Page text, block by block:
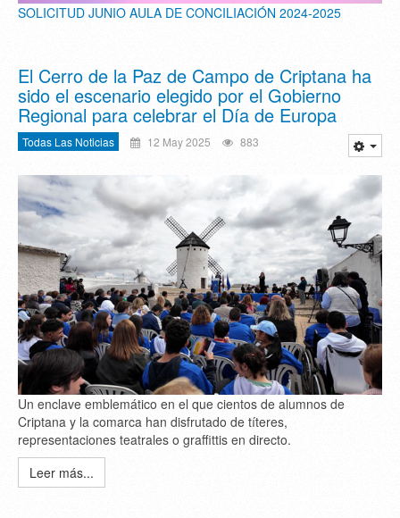
SOLICITUD JUNIO AULA DE CONCILIACIÓN 2024-2025
El Cerro de la Paz de Campo de Criptana ha
sido el escenario elegido por el Gobierno
Regional para celebrar el Día de Europa
Todas Las Noticias 12 May 2025 883
Un enclave emblemático en el que cientos de alumnos de
Criptana y la comarca han disfrutado de títeres,
representaciones teatrales o graffittis en directo.
Leer más...